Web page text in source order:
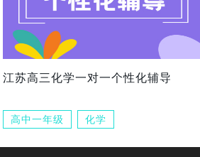
江苏高三化学一对一个性化辅导
高中一年级 化学